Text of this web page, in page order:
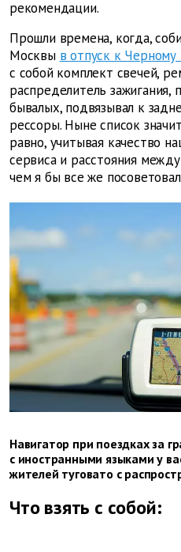
рекомендации.
Прошли времена, когда,
Москвы в отпуск к
с собой комплект свечей,
распределитель зажигания,
бывалых, подвязывал к
рессоры. Ныне список
равно, учитывая качество
сервиса и расстояния
чем я бы все же посоветовал
Навигатор при поездках за
с иностранными языками у
жителей туговато с
Что взять с собой: